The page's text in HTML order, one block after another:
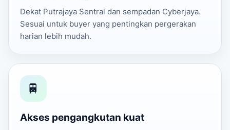
Dekat Putrajaya Sentral dan sempadan Cyberjaya.
Sesuai untuk buyer yang pentingkan pergerakan
harian lebih mudah.
🚆
Akses pengangkutan kuat